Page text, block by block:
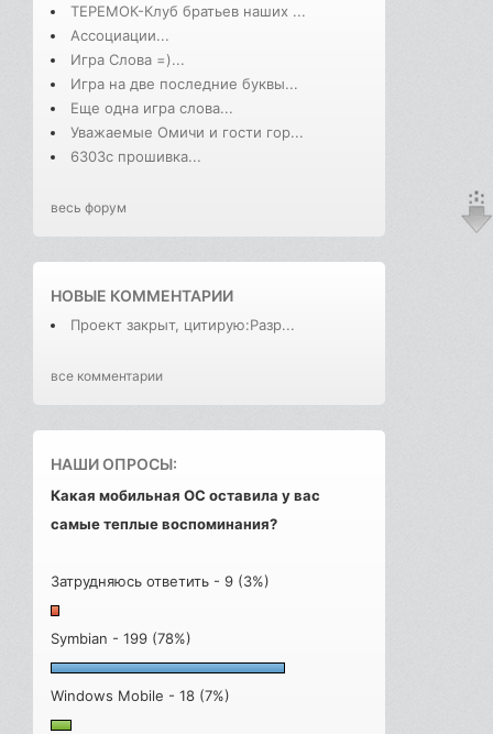
ТЕРЕМОК-Клуб братьев наших ...
Ассоциации...
Игра Слова =)...
Игра на две последние буквы...
Еще одна игра слова...
Уважаемые Омичи и гости гор...
6303с прошивка...
весь форум
НОВЫЕ КОММЕНТАРИИ
Проект закрыт, цитирую:Разр...
все комментарии
НАШИ ОПРОСЫ:
Какая мобильная ОС оставила у вас
самые теплые воспоминания?
Затрудняюсь ответить - 9 (3%)
Symbian - 199 (78%)
Windows Mobile - 18 (7%)